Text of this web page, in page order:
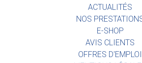
ACTUALITÉS
NOS
E-SHOP
AVIS CLIENTS
OFFRES D'EMPLOI